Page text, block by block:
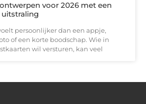
voor 2026 met een
uitstraling
persoonlijker dan een appje,
of een korte boodschap. Wie in
wil versturen, kan veel